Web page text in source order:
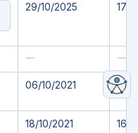
29/10/2025 17/
— —
06/10/2021 29/
18/10/2021 16/